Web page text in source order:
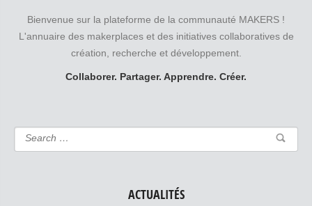
Bienvenue sur la plateforme de la communauté MAKERS !
L'annuaire des makerplaces et des initiatives collaboratives de
création, recherche et développement.
Collaborer. Partager. Apprendre. Créer.
ACTUALITÉS